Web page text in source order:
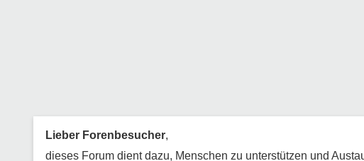
Lieber Forenbesucher,
dieses Forum dient dazu, Menschen zu unterstützen und